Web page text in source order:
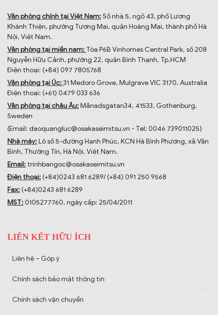
Văn phòng chính tại Việt Nam:Số nhà 5, ngõ 43, phố Lương
Khánh Thiện, phường Tương Mai, quận Hoàng Mai, thành phố Hà
Nội, Việt Nam.
Văn phòng tại miền nam: Tòa P6B Vinhomes Central Park, số 208
Nguyễn Hữu Cảnh, phường 22, quận Bình Thạnh, Tp.HCM
Điện thoại: (+84) 097 7805768
Văn phòng tại Úc:31 Medoro Grove, Mulgrave VIC 3170, Australia
Điện thoại: (+61) 0479 033 636
Văn phòng tại châu Âu:Månadsgatan34, 41533, Gothenburg,
Sweden
(Email: daoquangluc@osakaseimitsu.vn - Tel: 0046 739011025)
Nhà máy:Lô số 5-đường Hạnh Phúc, KCN Hà Bình Phương, xã Văn
Bình, Thường Tín, Hà Nội, Việt Nam.
Email: trinhbangoc@osakaseimitsu.vn
Điện thoại:(+84)0243 681 6289/ (+84) 091 250 9568
Fax:(+84)0243 681 6289
MST:0105277760, ngày cấp: 25/04/2011
LIÊN KẾT HỮU ÍCH
Liên hệ – Góp ý
Chính sách bảo mật thông tin
Chính sách vận chuyển